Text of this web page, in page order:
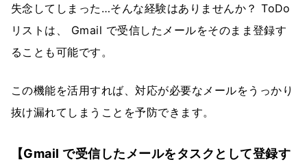
失念してしまった…そんな経験はありませんか？ ToDo
リストは、 Gmail で受信したメールをそのまま登録す
ることも可能です。
この機能を活用すれば、対応が必要なメールをうっかり
抜け漏れてしまうことを予防できます。
【Gmail で受信したメールをタスクとして登録す